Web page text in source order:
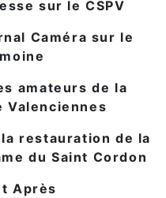
sur le CSPV
Caméra sur le
amateurs de la
Valenciennes
restauration de la
du Saint Cordon
Après